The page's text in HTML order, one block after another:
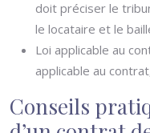
doit préciser le
le locataire et le
Loi applicable au
applicable au
Conseils